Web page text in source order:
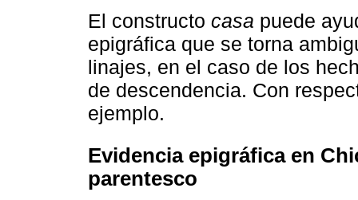
El constructo casa puede
epigráfica que se torna
linajes, en el caso de los
de descendencia. Con
ejemplo.
Evidencia epigráfica en
parentesco